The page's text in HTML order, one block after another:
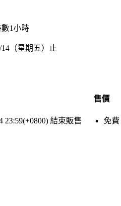
1小時
（星期五）止
售價
23:59(+0800) 結束販售 免費